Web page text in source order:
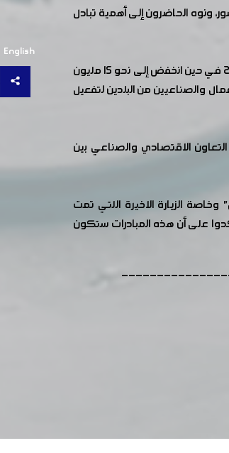
English
ونوه الحاضرون إلى أهمية تبادل
خلال اللقاء أشار المهندس محمد أيمن المولوي إلى أن حجم الصادرات السورية إلى إيطاليا كان يتجاوز المليار دولار سنوياً قبل الثورة السورية بداية العام 2011 في حين انخفض إلى نحو 15 مليون
والصناعيين من البلدين لتفعيل
الاقتصادي والصناعي بين
الزيارة الاخيرة اللتي تمت
على أن هذه المبادرات ستكون